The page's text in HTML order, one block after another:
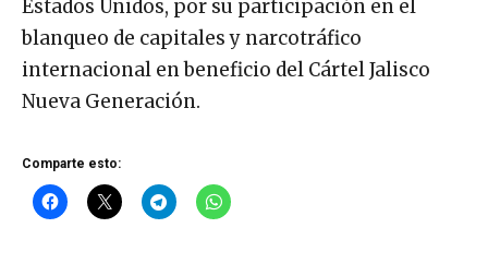
Estados Unidos, por su participación en el
blanqueo de capitales y narcotráfico
internacional en beneficio del Cártel Jalisco
Nueva Generación.
Comparte esto: